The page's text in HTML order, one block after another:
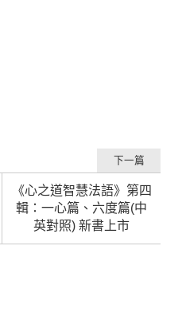
《心之道智慧法語》第四
輯：一心篇、六度篇(中
英對照) 新書上市
下一篇